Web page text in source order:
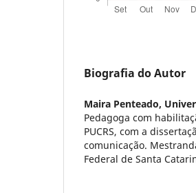
Biografia do Autor
Maira Penteado,
Pedagoga com
PUCRS, com a
comunicação.
Federal de Santa